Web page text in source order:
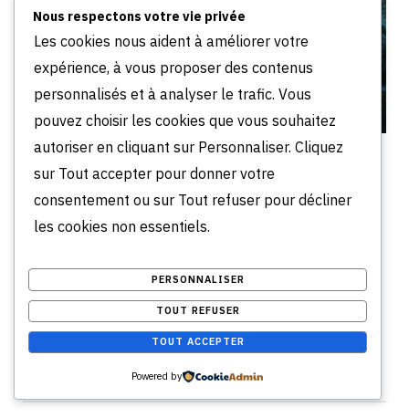
Quartiers à éviter à Chelles : le guide
complet 2026 (et où s’installer
vraiment)
JUILLET 13, 2026
Quels quartiers éviter à Chelles en 2026 ? Découvrez
les zones sensibles, les secteurs à surveiller et les
meilleurs quartiers pour s’installer sereinement.
Nous respectons votre vie privée
Les cookies nous aident à améliorer votre
expérience, à vous proposer des contenus
personnalisés et à analyser le trafic. Vous
pouvez choisir les cookies que vous souhaitez
autoriser en cliquant sur Personnaliser. Cliquez
sur Tout accepter pour donner votre
consentement ou sur Tout refuser pour décliner
les cookies non essentiels.
PERSONNALISER
TOUT REFUSER
TOUT ACCEPTER
Powered by